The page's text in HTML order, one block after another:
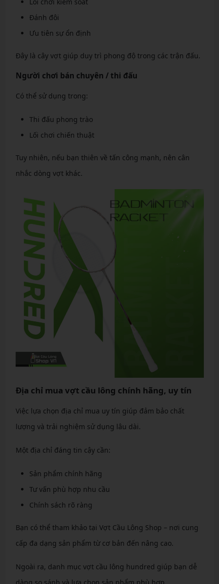
Đánh đôi
Ưu tiên sự ổn định
Đây là cây vợt giúp duy trì phong độ trong các trận đấu.
Người chơi bán chuyên / thi đấu
Có thể sử dụng trong:
Thi đấu phong trào
Lối chơi chiến thuật
Tuy nhiên, nếu bạn thiên về tấn công mạnh, nên cân
nhắc dòng vợt khác.
Địa chỉ mua vợt cầu lông chính hãng, uy tín
Việc lựa chọn địa chỉ mua uy tín giúp đảm bảo chất
lượng và trải nghiệm sử dụng lâu dài.
Một địa chỉ đáng tin cậy cần:
Sản phẩm chính hãng
Tư vấn phù hợp nhu cầu
Chính sách rõ ràng
Bạn có thể tham khảo tại Vợt Cầu Lông Shop – nơi cung
cấp đa dạng sản phẩm từ cơ bản đến nâng cao.
Ngoài ra, danh mục vợt cầu lông hundred giúp bạn dễ